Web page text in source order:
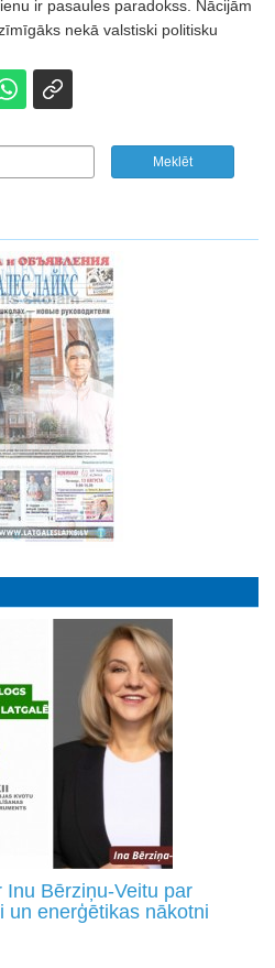
ir pasaules paradokss. Nācijām
nekā valstiski politisku
Bērziņu-Veitu par
un enerģētikas nākotni